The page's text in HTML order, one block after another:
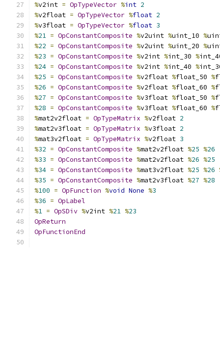
%v2int = OpTypeVector %int 2
%v2float = OpTypeVector %float 2
%v3float = OpTypeVector %float 3
%21 = OpConstantComposite %v2uint %uint_10 %
%22 = OpConstantComposite %v2uint %uint_20 %
%23 = OpConstantComposite %v2int %int_30 %
%24 = OpConstantComposite %v2int %int_40 %
%25 = OpConstantComposite %v2float %float_50 %
%26 = OpConstantComposite %v2float %float_60 %
%27 = OpConstantComposite %v3float %float_50 %
%28 = OpConstantComposite %v3float %float_60 %
%mat2v2float = OpTypeMatrix %v2float 2
%mat2v3float = OpTypeMatrix %v3float 2
%mat3v2float = OpTypeMatrix %v2float 3
%32 = OpConstantComposite %mat2v2float %25 %26
%33 = OpConstantComposite %mat2v2float %26 %25
%34 = OpConstantComposite %mat3v2float %25 %26
%35 = OpConstantComposite %mat2v3float %27 %28
%100 = OpFunction %void None %3
%36 = OpLabel
%1 = OpSDiv %v2int %21 %23
OpReturn
OpFunctionEnd